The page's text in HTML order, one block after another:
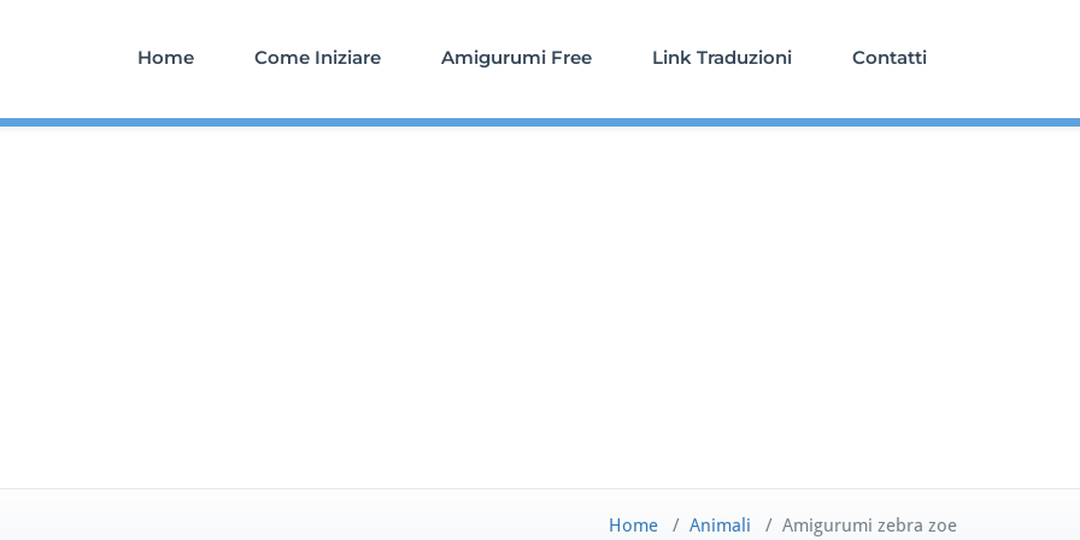
Home Come Iniziare Amigurumi Free Link Traduzioni Contatti
Home / Animali / Amigurumi zebra zoe